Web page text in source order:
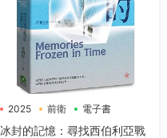
2025 前衛 電子書
冰封的記憶：尋找西伯利亞戰